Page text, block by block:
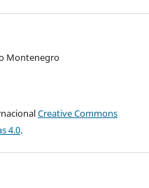
Montenegro
Creative Commons
4.0.